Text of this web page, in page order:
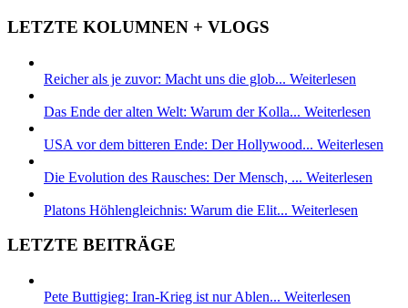
LETZTE KOLUMNEN + VLOGS
Reicher als je zuvor: Macht uns die glob... Weiterlesen
Das Ende der alten Welt: Warum der Kolla... Weiterlesen
USA vor dem bitteren Ende: Der Hollywood... Weiterlesen
Die Evolution des Rausches: Der Mensch, ... Weiterlesen
Platons Höhlengleichnis: Warum die Elit... Weiterlesen
LETZTE BEITRÄGE
Pete Buttigieg: Iran-Krieg ist nur Ablen... Weiterlesen